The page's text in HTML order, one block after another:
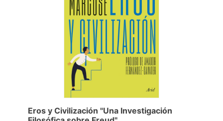
Eros y Civilización "Una Investigación